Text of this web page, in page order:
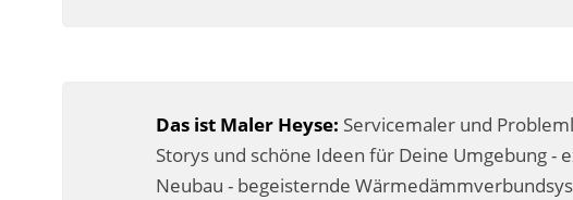
Das ist Maler Heyse: Servicemaler und
Storys und schöne Ideen für Deine Umgebung -
Neubau - begeisternde